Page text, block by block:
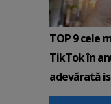
TOP 9 cele
TikTok în
adevărată